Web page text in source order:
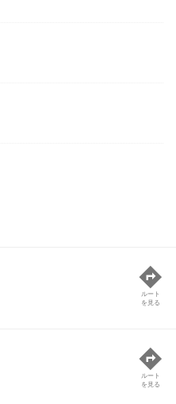
ルート
を見る
ルート
を見る